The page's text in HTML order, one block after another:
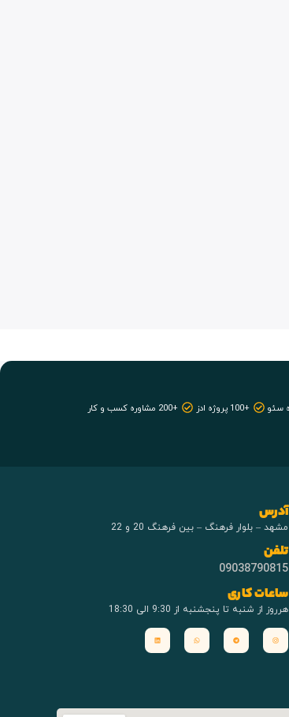
+100 پروژه ادز
+200 مشاوره کسب و کار
آدرس
مشهد – بلوار فرهنگ – بین فرهنگ 20 و 22
تلفن
09038790815
ساعات کاری
هرروز از شنبه تا پنجشنبه از 9:30 الی 18:30